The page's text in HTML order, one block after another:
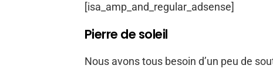
[isa_amp_and_regular_adsense]
Pierre de soleil
Nous avons tous besoin d’un peu de